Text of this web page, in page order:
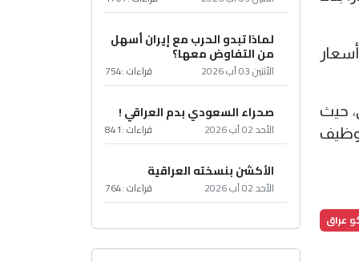
حيث
عراق
لماذا تبدو الحرب مع إيران أسهل
من التفاوض معها؟
الأثنين 03 آب 2026 قراءات :754
صحراء السعودي بدم العراقي !
الأحد 02 آب 2026 قراءات :841
الأكشن بنسخته العراقية
الأحد 02 آب 2026 قراءات :764